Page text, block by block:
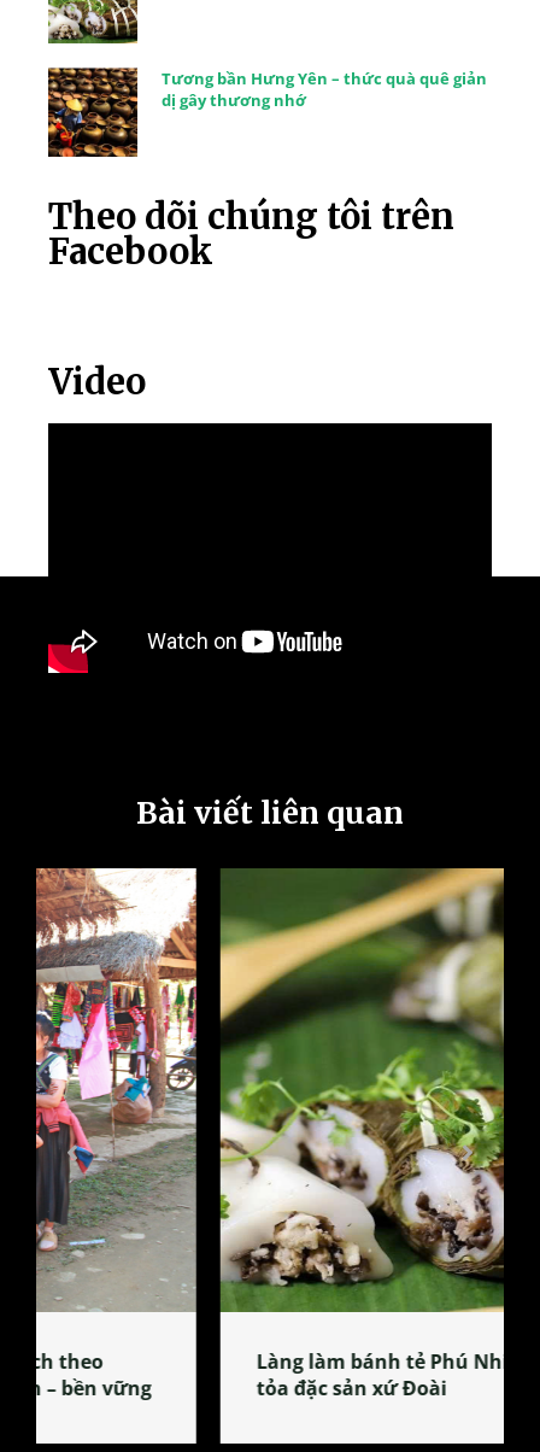
Tương bần Hưng Yên – thức quà quê giản
dị gây thương nhớ
Theo dõi chúng tôi trên
Facebook
Video
Bài viết liên quan
Làng làm bánh tẻ Phú Nhi – nơi lan
tỏa đặc sản xứ Đoài